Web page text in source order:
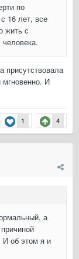
по
16 лет, все
жить с
присутствовала
мгновенно. И
1 4
а
И об этом я и